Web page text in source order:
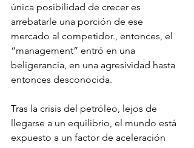
única posibilidad de crecer es
arrebatarle una porción de ese
mercado al competidor., entonces, el
“management” entró en una
beligerancia, en una agresividad hasta
entonces desconocida.
Tras la crisis del petróleo, lejos de
llegarse a un equilibrio, el mundo está
expuesto a un factor de aceleración